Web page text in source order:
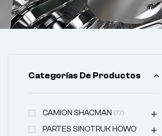
Categorías De Productos
CAMION SHACMAN (77)
PARTES SINOTRUK HOWO